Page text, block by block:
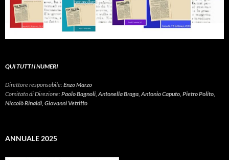
QUI TUTTI I NUMERI
Direttore responsabile:Enzo Marzo
Comitato di Direzione:Paolo Bagnoli, Antonella Braga, Antonio Caputo, Pietro Polito,
Niccolò Rinaldi, Giovanni Vetritto
ANNUALE 2025